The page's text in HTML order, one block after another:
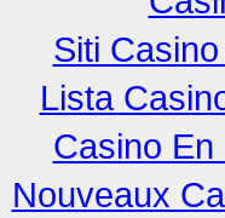
Siti
Lista
Casino En
Nouveaux